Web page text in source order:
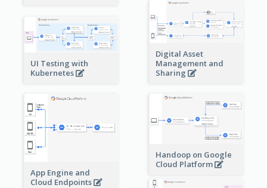
Digital Asset
Management and
Sharing
UI Testing with
Kubernetes
App Engine and
Cloud Endpoints
Handoop on Google
Cloud Platform